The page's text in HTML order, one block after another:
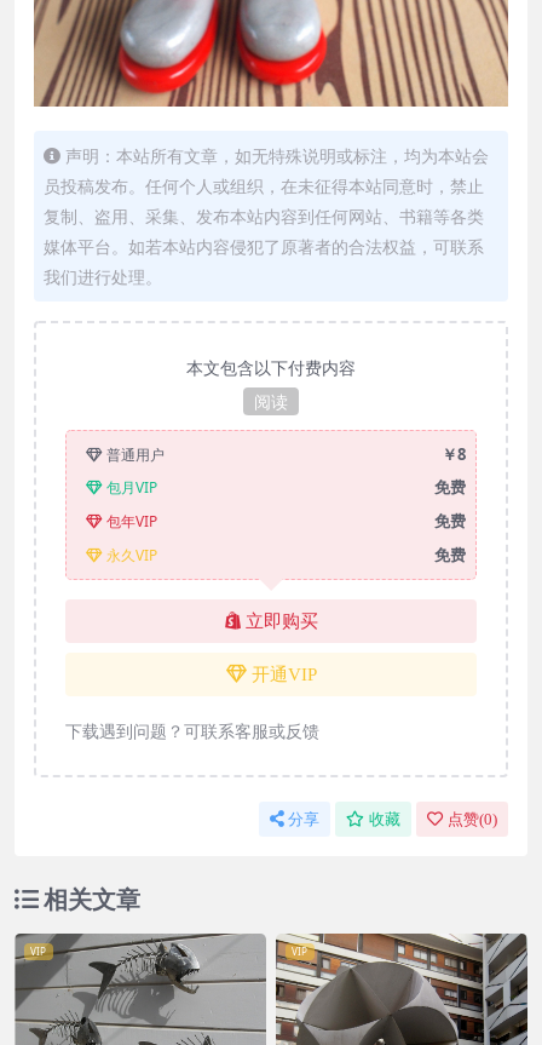
声明：本站所有文章，如无特殊说明或标注，均为本站会
员投稿发布。任何个人或组织，在未征得本站同意时，禁止
复制、盗用、采集、发布本站内容到任何网站、书籍等各类
媒体平台。如若本站内容侵犯了原著者的合法权益，可联系
我们进行处理。
本文包含以下付费内容
阅读
普通用户 ￥8
包月VIP 免费
包年VIP 免费
永久VIP 免费
立即购买
开通VIP
下载遇到问题？可联系客服或反馈
分享 收藏 点赞(0)
相关文章
VIP VIP